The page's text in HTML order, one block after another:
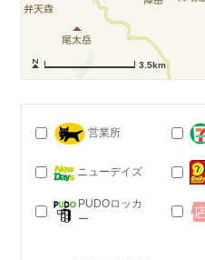
3.5km
営業所
ニューデイズ
PUDOロッカ
ー